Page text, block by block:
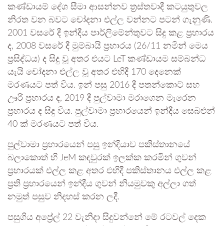
කණ්ඩායම් දේශ සීමා ආසන්නව ත්‍රස්තවාදී කටයුතුවල
නිරත වන බවට චෝදනා එල්ල වන්නට පටන් ගැනුණි.
2001 වසරේ දී ඉන්දීය පාර්ලිමේන්තුවට සිදු කළ ප්‍රහාරය
ද, 2008 වසරේ දී මුම්බායි ප්‍රහාරය (26/11 නමින් මෙය
ප්‍රසිද්ධය) ද සිදු වූ අතර එයට LeT කණ්ඩායම සම්බන්ධ
යැයි චෝදනා එල්ල වූ අතර එහිදී 170 දෙනෙක්
මරණයට පත් විය. ඉන් පසු 2016 දී පතන්කොට් සහ
ඌරි ප්‍රහාරය ද, 2019 දී පුල්වාමා මරාගෙන මැරෙන
ප්‍රහාරය ද සිදු විය. පුල්වාමා ප්‍රහාරයෙන් ඉන්දීය සෙබළුන්
40 ක් මරණයට පත් විය.
පුල්වාමා ප්‍රහාරයෙන් පසු ඉන්දියාව පකිස්තානයේ
බලාකොත් හි JeM කඳවුරක් ඉලක්ක කරමින් ගුවන්
ප්‍රහාරයක් එල්ල කළ අතර එහිදී පකිස්තානය එල්ල කළ
ප්‍රති ප්‍රහාරයෙන් ඉන්දීය ගුවන් නියමුවකු අල්ලා ගත්
නමුත් පසුව නිදහස් කරන ලදී.
පසුගිය අප්‍රේල් 22 වැනිදා සිදුවන්නේ මේ රටවල් දෙක